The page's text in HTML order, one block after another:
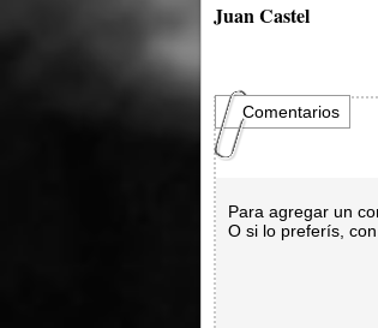
Juan Castel
Comentarios
Para agregar un
O si lo preferís, con